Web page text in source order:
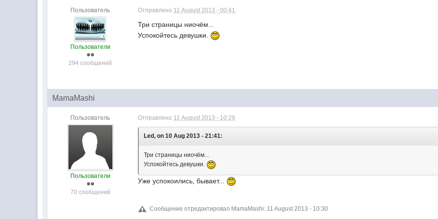
Пользователь
Пользователи
294 сообщений
Отправлено 11 August 2013 - 00:41
Три страницы ниочём...
Успокойтесь девушки.
MamaMashi
Пользователь
Пользователи
70 сообщений
Отправлено 11 August 2013 - 10:29
Led, on 10 Aug 2013 - 21:41:
Три страницы ниочём...
Успокойтесь девушки.
Уже успокоились, бывает...
Сообщение отредактировал MamaMashi: 11 August 2013 - 10:30